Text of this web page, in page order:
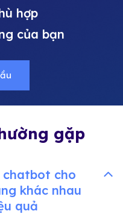
hợp
của bạn
gặp
chatbot cho
khác nhau
quả